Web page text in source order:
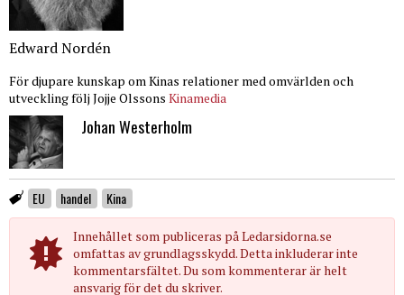
Edward Nordén
För djupare kunskap om Kinas relationer med omvärlden och
utveckling följ Jojje Olssons Kinamedia
Johan Westerholm
EU handel Kina
Innehållet som publiceras på Ledarsidorna.se
omfattas av grundlagsskydd. Detta inkluderar inte
kommentarsfältet. Du som kommenterar är helt
ansvarig för det du skriver.